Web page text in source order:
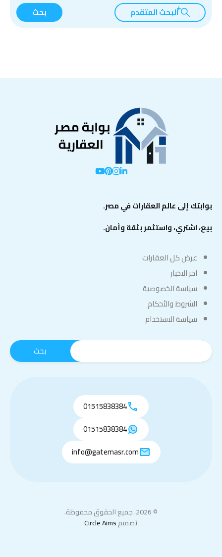
البحث المتقدم بحث
بوابتك إلى عالم العقارات في مصر.
بيع، اشتري، واستثمر بثقة وأمان.
عرض كل العقارات
اخر الاخبار
سياسة الخصوصية
الشروط والأحكام
سياسة الاستخدام
01515838384
01515838384
info@gatemasr.com
© 2026. جميع الحقوق محفوظة.
تصميمCircle Aims